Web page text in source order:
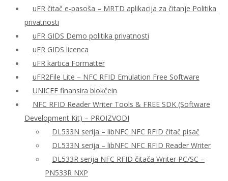
uFR čitač e-pasoša – MRTD aplikacija za čitanje Politika
privatnosti
uFR GIDS Demo politika privatnosti
uFR GIDS licenca
uFR kartica Formatter
uFR2File Lite – NFC RFID Emulation Free Software
UNICEF finansira blokčein
NFC RFID Reader Writer Tools & FREE SDK (Software
Development Kit) – PROIZVODI
DL533N serija – libNFC NFC RFID čitač pisač
DL533N serija – libNFC NFC RFID Reader Writer
DL533R serija NFC RFID čitača Writer PC/SC –
PN533R NXP